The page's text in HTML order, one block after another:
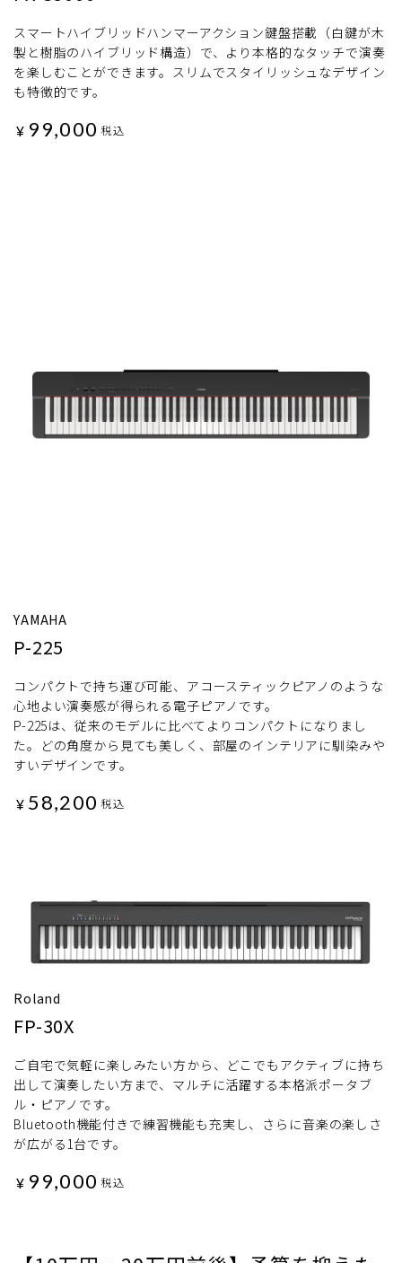
スマートハイブリッドハンマーアクション鍵盤搭載（白鍵が木
製と樹脂のハイブリッド構造）で、より本格的なタッチで演奏
を楽しむことができます。スリムでスタイリッシュなデザイン
も特徴的です。
¥ 99,000 税込
YAMAHA
P-225
コンパクトで持ち運び可能、アコースティックピアノのような
心地よい演奏感が得られる電子ピアノです。
P-225は、従来のモデルに比べてよりコンパクトになりまし
た。どの角度から見ても美しく、部屋のインテリアに馴染みや
すいデザインです。
¥ 58,200 税込
Roland
FP-30X
ご自宅で気軽に楽しみたい方から、どこでもアクティブに持ち
出して演奏したい方まで、マルチに活躍する本格派ポータブ
ル・ピアノです。
Bluetooth機能付きで練習機能も充実し、さらに音楽の楽しさ
が広がる1台です。
¥ 99,000 税込